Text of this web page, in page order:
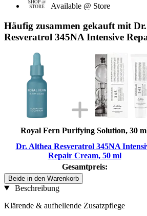
Available @ Store
Häufig zusammen gekauft mit
Resveratrol 345NA Intensive
Royal Fern Purifying Solution, 30
Dr. Althea Resveratrol 345NA
Repair Cream, 50 ml
Gesamtpreis:
Beide in den Warenkorb
Beschreibung
Klärende & aufhellende Zusatzpflege